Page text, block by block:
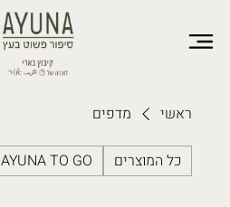
ראשי מדפים
כל המוצרים AYUNA TO GO